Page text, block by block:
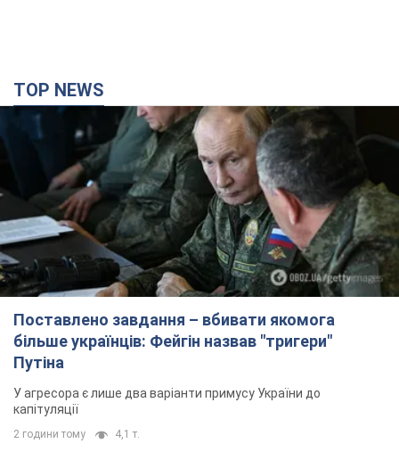
TOP NEWS
Поставлено завдання – вбивати якомога
більше українців: Фейгін назвав "тригери"
Путіна
У агресора є лише два варіанти примусу України до
капітуляції
2 години тому 4,1 т.